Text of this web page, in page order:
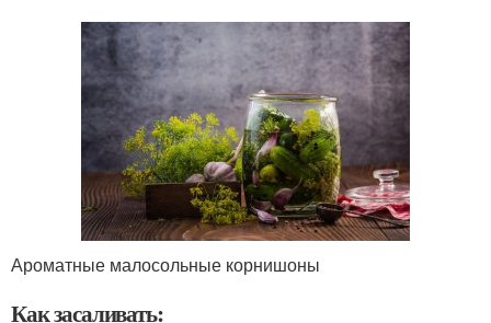
Ароматные малосольные корнишоны
Как засаливать: